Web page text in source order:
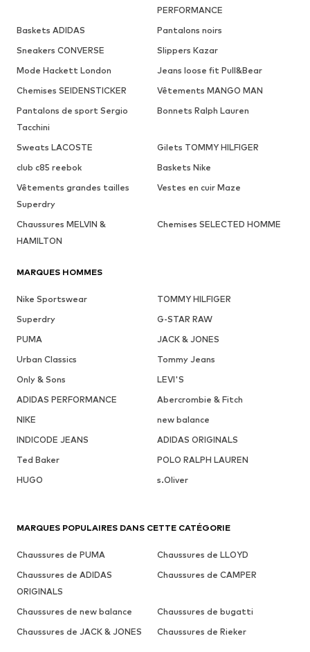
PERFORMANCE
Baskets ADIDAS
Pantalons noirs
Sneakers CONVERSE
Slippers Kazar
Mode Hackett London
Jeans loose fit Pull&Bear
Chemises SEIDENSTICKER
Vêtements MANGO MAN
Pantalons de sport Sergio
Tacchini
Bonnets Ralph Lauren
Sweats LACOSTE
Gilets TOMMY HILFIGER
club c85 reebok
Baskets Nike
Vêtements grandes tailles
Superdry
Vestes en cuir Maze
Chaussures MELVIN &
HAMILTON
Chemises SELECTED HOMME
MARQUES HOMMES
Nike Sportswear
TOMMY HILFIGER
Superdry
G-STAR RAW
PUMA
JACK & JONES
Urban Classics
Tommy Jeans
Only & Sons
LEVI'S
ADIDAS PERFORMANCE
Abercrombie & Fitch
NIKE
new balance
INDICODE JEANS
ADIDAS ORIGINALS
Ted Baker
POLO RALPH LAUREN
HUGO
s.Oliver
MARQUES POPULAIRES DANS CETTE CATÉGORIE
Chaussures de PUMA
Chaussures de LLOYD
Chaussures de ADIDAS
ORIGINALS
Chaussures de CAMPER
Chaussures de new balance
Chaussures de bugatti
Chaussures de JACK & JONES
Chaussures de Rieker